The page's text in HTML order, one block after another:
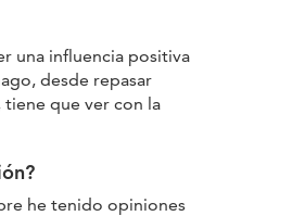
una influencia positiva
desde repasar
que ver con la
he tenido opiniones